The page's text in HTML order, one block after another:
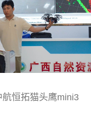
恒拓猫头鹰mini3